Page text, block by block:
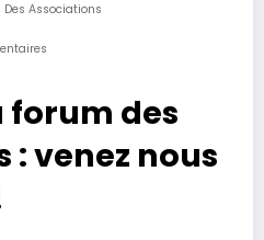
Des Associations
forum des
: venez nous